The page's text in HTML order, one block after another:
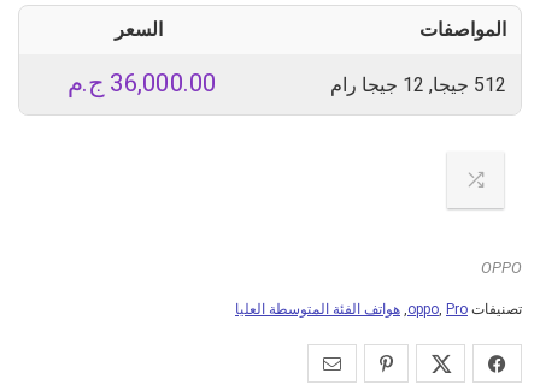
المواصفات السعر
512 جيجا, 12 جيجا رام ج.م 36,000.00
OPPO
تصنيفات oppo, Pro
, هواتف الفئة المتوسطة العليا